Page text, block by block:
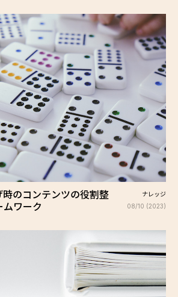
のコンテンツの役割整
ワーク
ナレッジ
08/10 (2023)